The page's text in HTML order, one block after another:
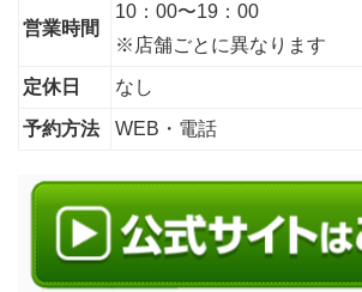
営業時間
10：00〜19：00
※店舗ごとに異なります
定休日 なし
予約方法 WEB・電話